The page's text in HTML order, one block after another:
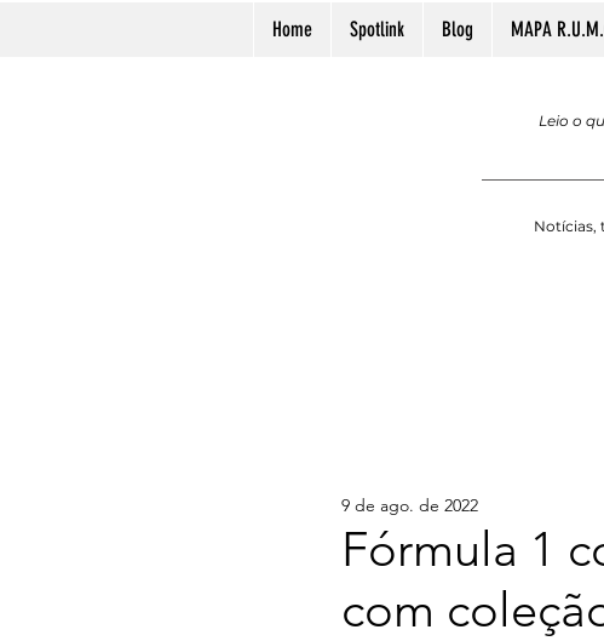
Home Spotlink Blog MAPA
Leio o
Notícias,
Fórmula 1
com
9 de ago. de 2022